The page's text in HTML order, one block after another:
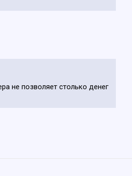
не позволяет столько денег